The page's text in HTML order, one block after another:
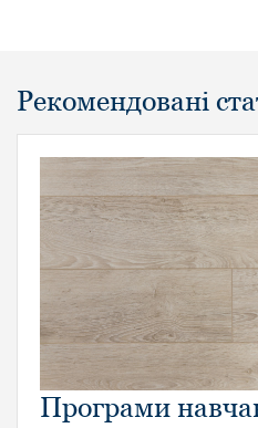
Рекомендовані
Програми